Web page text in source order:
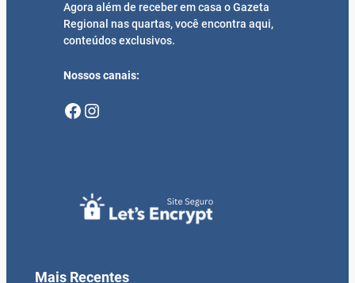
Agora além de receber em casa o Gazeta
Regional nas quartas, você encontra aqui,
conteúdos exclusivos.
Nossos canais:
Facebook Instagram
Mais Recentes